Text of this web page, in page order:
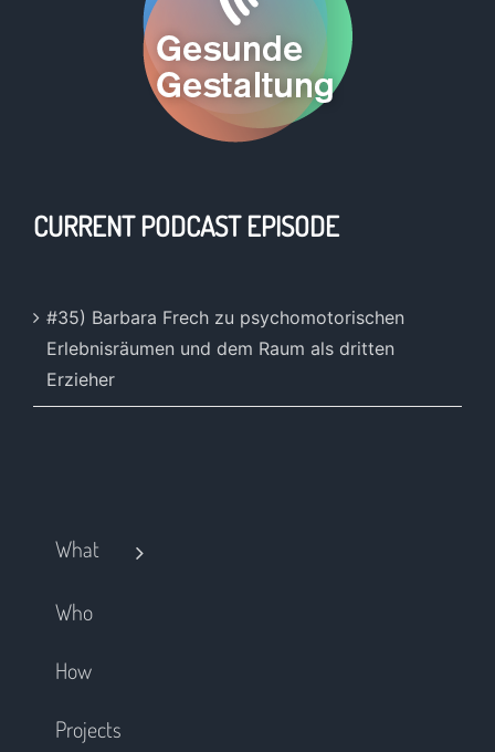
CURRENT PODCAST EPISODE
#35) Barbara Frech zu psychomotorischen
Erlebnisräumen und dem Raum als dritten
Erzieher
What
Who
How
Projects